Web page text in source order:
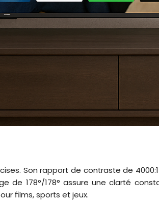
Son rapport de contraste de
de 178°/178° assure une clarté
films, sports et jeux.